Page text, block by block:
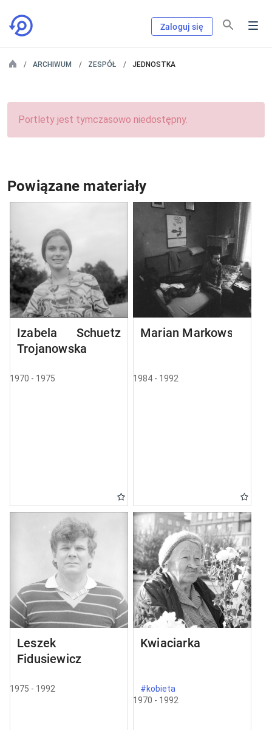
Zaloguj się
ARCHIWUM ZESPÓŁ JEDNOSTKA
Portlety jest tymczasowo niedostępny.
Powiązane materiały
Izabela Schuetz
Trojanowska
1970 - 1975
Marian Markowski
1984 - 1992
Leszek
Fidusiewicz
1975 - 1992
Kwiaciarka
#kobieta
1970 - 1992